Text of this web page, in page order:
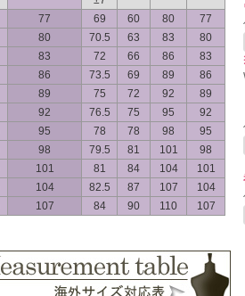
77 69 60 80
77
80 70.5 63 83
80
83 72 66 86
83
86 73.5 69 89
86
89 75 72 92
89
92 76.5 75 95
92
95 78 78 98
95
98 79.5 81 101
98
101 81 84 104
101
104 82.5 87 107
104
107 84 90 110 107